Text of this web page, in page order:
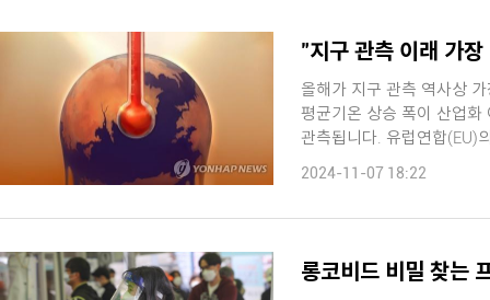
"지구 관측 이래 가
올해가 지구 관측 역사상 가장
평균기온 상승 폭이 산업화
관측됩니다. 유럽연합(EU)의 기후변화 감시 기구인 코페르니쿠스 기후변화연구소
는 이 ...
2024-11-07 18:22
롱코비드 비밀 찾는